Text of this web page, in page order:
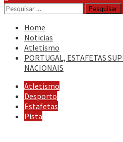
Pesquisar
por:
Home
Noticias
Atletismo
PORTUGAL, ESTAFETAS
NACIONAIS
Atletismo
Desporto
Estafetas
Pista